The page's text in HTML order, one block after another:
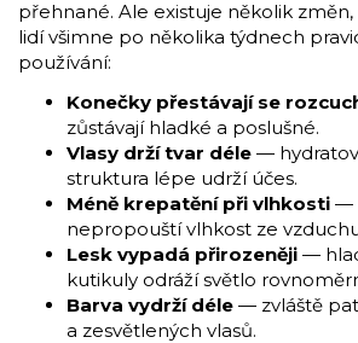
přehnané. Ale existuje několik změn,
lidí všimne po několika týdnech
používání:
Konečky přestávají se
zůstávají hladké a poslušné.
Vlasy drží tvar déle —
struktura lépe udrží účes.
Méně krepatění při vlhkosti —
nepropouští vlhkost ze
Lesk vypadá přirozeněji —
kutikuly odráží světlo
Barva vydrží déle — zvláště
a zesvětlených vlasů.